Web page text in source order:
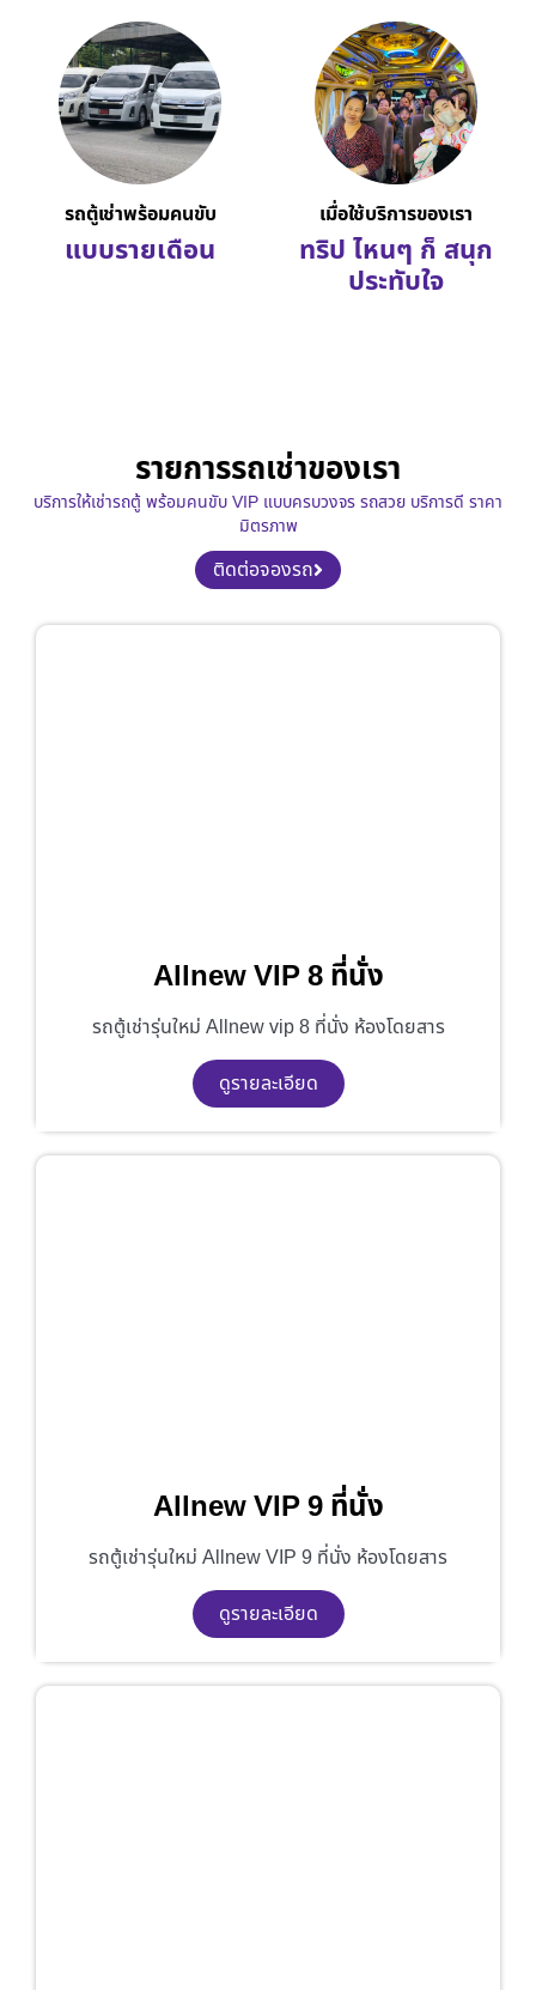
รถตู้เช่าพร้อมคนขับ
แบบรายเดือน
เมื่อใช้บริการของเรา
ทริป ไหนๆ ก็ สนุก
ประทับใจ
รายการรถเช่าของเรา
บริการให้เช่ารถตู้ พร้อมคนขับ VIP แบบครบวงจร รถสวย บริการดี ราคา
มิตรภาพ
ติดต่อจองรถ
Allnew VIP 8 ที่นั่ง
รถตู้เช่ารุ่นใหม่ Allnew vip 8 ที่นั่ง ห้องโดยสาร
ดูรายละเอียด
Allnew VIP 9 ที่นั่ง
รถตู้เช่ารุ่นใหม่ Allnew VIP 9 ที่นั่ง ห้องโดยสาร
ดูรายละเอียด